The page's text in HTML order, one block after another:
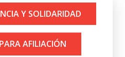
Y SOLIDARIDAD
AFILIACIÓN